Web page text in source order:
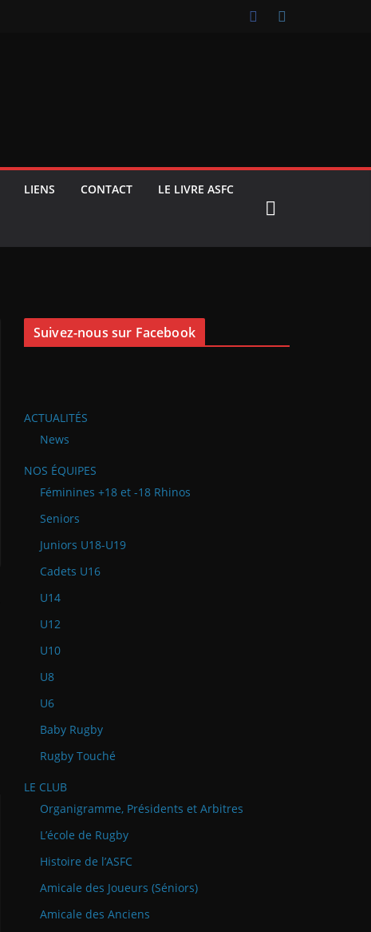
LIENS CONTACT LE LIVRE ASFC
Suivez-nous sur Facebook
ACTUALITÉS
News
NOS ÉQUIPES
Féminines +18 et -18 Rhinos
Seniors
Juniors U18-U19
Cadets U16
U14
U12
U10
U8
U6
Baby Rugby
Rugby Touché
LE CLUB
Organigramme, Présidents et Arbitres
L’école de Rugby
Histoire de l’ASFC
Amicale des Joueurs (Séniors)
Amicale des Anciens